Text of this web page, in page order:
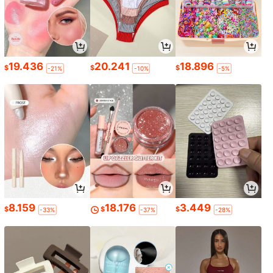
$19.436 -21% $20.241 -10% $18.896 -5%
$8.159 -33% $18.176 -37% $3.449 -28%